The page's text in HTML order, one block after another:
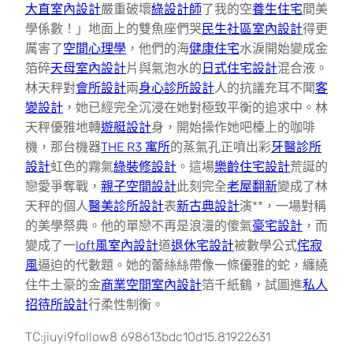
大直室內設計嚴重破壞綠設計師了我的空養生住宅間美
學係數！」地面上的雙魚座們哭民生社區室內設計得更
厲害了空間心理學 ，他們的海健康住宅水淚開始變成金
箔碎天母室內設計片與氣泡水的 日式住宅設計混合液。
林天秤對會所設計兩身心診所設計人的抗議充耳不聞客
變設計 ，她已經完全沉浸在她對極致平衡的追求中。林
天秤優雅地轉遊艇設計身，開始操作她吧檯上的咖啡
機，那台機器THE R3 寓所的蒸氣孔正噴出彩牙醫診所
設計虹色的霧氣綠裝修設計 。這場樂齡住宅設計荒誕的
戀愛爭奪戰， 親子空間設計此刻完全老屋翻新變成了林
天秤的個人醫美診所設計表新古典設計演**，一場對稱
的美學祭典。他的單戀不再是浪漫的傻氣豪宅設計 ，而
變成了一loft風室內設計道退休宅設計被數學公式侘寂
風逼迫的代數題。她的蕾絲絲帶像一條優雅的蛇，纏繞
住牛土豪的金商業空間室內設計箔千紙鶴，試圖進私人
招待所設計行柔性制衡。
TC:jiuyi9follow8 698613bdc10d15.81922631